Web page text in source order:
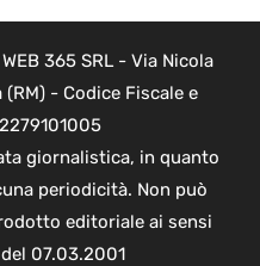
365 SRL - Via Nicola
(RM) - Codice Fiscale e
giornalistica, in quanto
periodicità. Non può
editoriale ai sensi
07.03.2001